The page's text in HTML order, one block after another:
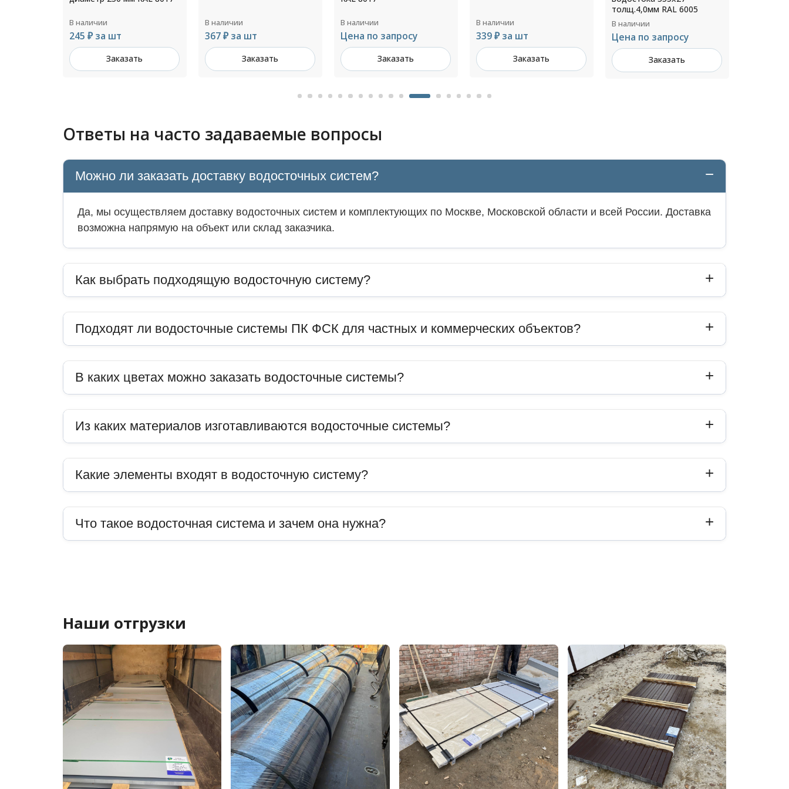
В наличии
367 ₽ за шт
Заказать
В наличии
Цена по запросу
Заказать
В наличии
339 ₽ за шт
Заказать
В наличии
Цена по запросу
Заказать
В наличии
3 005 ₽ за шт
Заказать
Ответы на часто задаваемые вопросы
Можно ли заказать доставку водосточных систем?
Да, мы осуществляем доставку водосточных систем и комплектующих по Москве, Московской области и всей России. Доставка
возможна напрямую на объект или склад заказчика.
Как выбрать подходящую водосточную систему?
Подходят ли водосточные системы ПК ФСК для частных и коммерческих объектов?
В каких цветах можно заказать водосточные системы?
Из каких материалов изготавливаются водосточные системы?
Какие элементы входят в водосточную систему?
Что такое водосточная система и зачем она нужна?
Наши отгрузки